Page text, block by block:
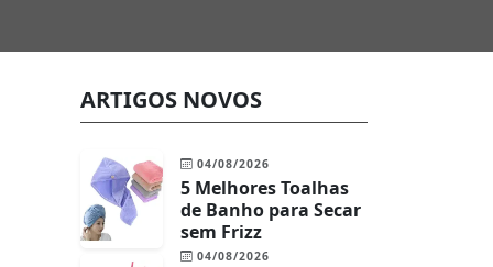
ARTIGOS NOVOS
04/08/2026
5 Melhores Toalhas
de Banho para Secar
sem Frizz
04/08/2026